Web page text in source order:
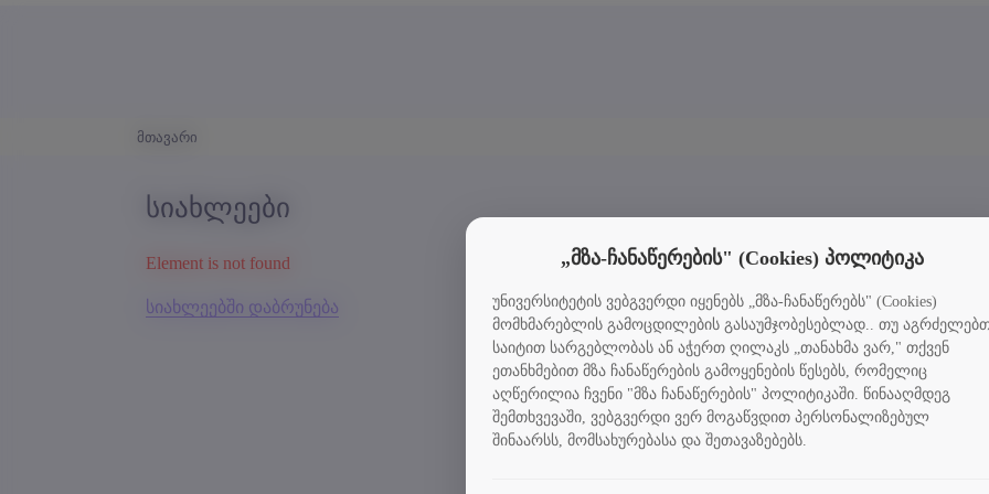
მთავარი
სიახლეები
Element is not found
სიახლეებში დაბრუნება
„მზა-ჩანაწერების" (Cookies) პოლიტიკა
უნივერსიტეტის ვებგვერდი იყენებს „მზა-ჩანაწერებს" (Cookies)
მომხმარებლის გამოცდილების გასაუმჯობესებლად.. თუ
საიტით სარგებლობას ან აჭერთ ღილაკს „თანახმა ვარ," თქვენ
ეთანხმებით მზა ჩანაწერების გამოყენების წესებს, რომელიც
აღწერილია ჩვენი "მზა ჩანაწერების" პოლიტიკაში. წინააღმდეგ
შემთხვევაში, ვებგვერდი ვერ მოგაწვდით პერსონალიზებულ
შინაარსს, მომსახურებასა და შეთავაზებებს.